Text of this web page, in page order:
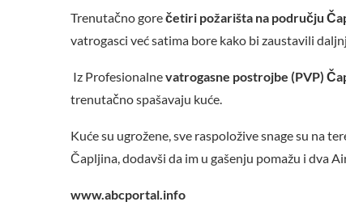
Trenutačno gorečetiri požarišta na području
vatrogasci već satima bore kako bi zaustavili
Iz Profesionalnevatrogasne postrojbe (PVP)
trenutačno spašavaju kuće.
Kuće su ugrožene, sve raspoložive snage su na
Čapljina, dodavši da im u gašenju pomažu i dva
www.abcportal.info